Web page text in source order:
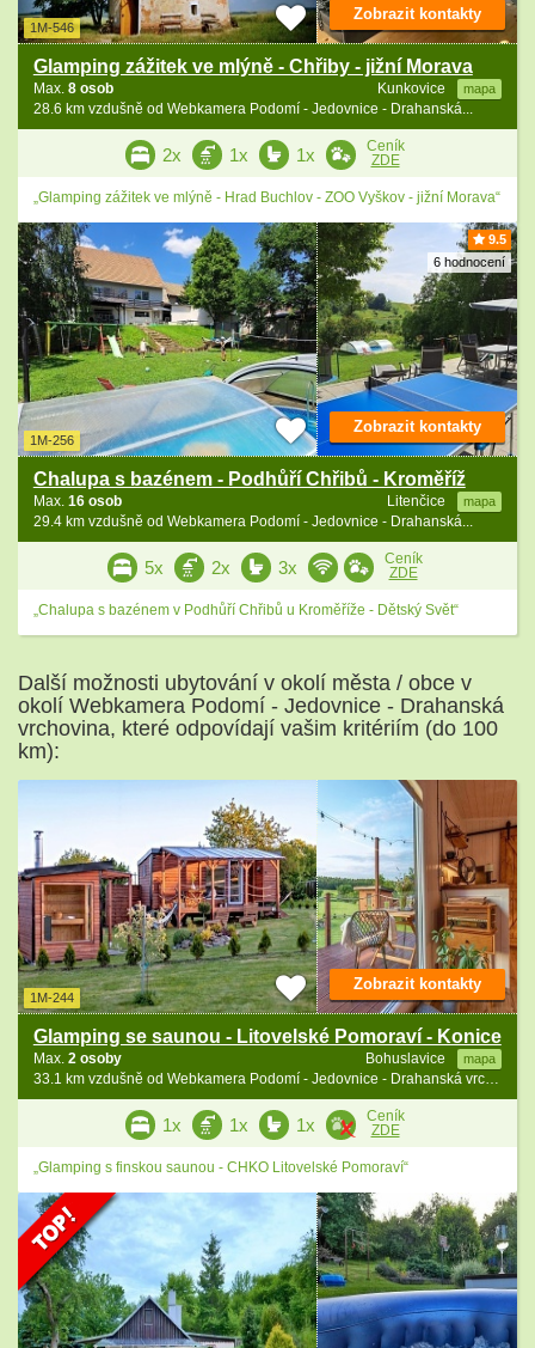
1M-546
Glamping zážitek ve mlýně - Chřiby - jižní Morava
Kunkovice mapa
Max. 8 osob
28.6 km vzdušně od Webkamera Podomí - Jedovnice - Drahanská...
Zobrazit kontakty
2x 1x 1x
Ceník
ZDE
„Glamping zážitek ve mlýně - Hrad Buchlov - ZOO Vyškov - jižní Morava“
9.5
6 hodnocení
1M-256
Chalupa s bazénem - Podhůří Chřibů - Kroměříž
Litenčice mapa
Max. 16 osob
29.4 km vzdušně od Webkamera Podomí - Jedovnice - Drahanská...
Zobrazit kontakty
5x 2x 3x
Ceník
ZDE
„Chalupa s bazénem v Podhůří Chřibů u Kroměříže - Dětský Svět“
Další možnosti ubytování v okolí města / obce v
okolí Webkamera Podomí - Jedovnice - Drahanská
vrchovina, které odpovídají vašim kritériím (do 100
km):
1M-244
Glamping se saunou - Litovelské Pomoraví - Konice
Bohuslavice mapa
Max. 2 osoby
33.1 km vzdušně od Webkamera Podomí - Jedovnice - Drahanská vrchovina
Zobrazit kontakty
1x 1x 1x
Ceník
ZDE
„Glamping s finskou saunou - CHKO Litovelské Pomoraví“